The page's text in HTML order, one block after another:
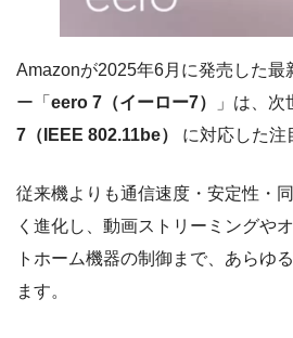
Amazonが2025年6月に発売した最
ー「 eero 7（イーロー7） 」は、次
7（IEEE 802.11be）
に対応した注
従来機よりも通信速度・安定性・
く進化し、動画ストリーミングや
トホーム機器の制御まで、あらゆ
ます。